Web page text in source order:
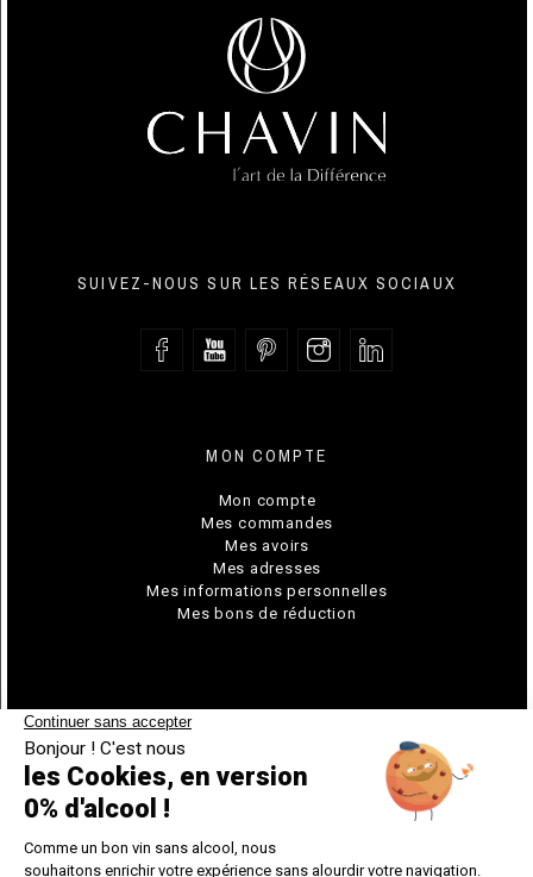
SUIVEZ-NOUS SUR LES RÉSEAUX SOCIAUX
MON COMPTE
Mon compte
Mes commandes
Mes avoirs
Mes adresses
Mes informations personnelles
Mes bons de réduction